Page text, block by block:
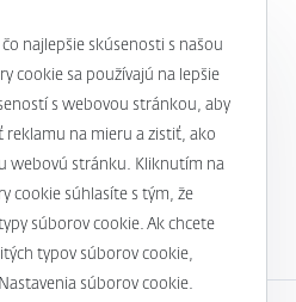
1
najlepšie skúsenosti s našou
cookie sa používajú na lepšie
s webovou stránkou, aby
na mieru a zistiť, ako
webovú stránku. Kliknutím na
cookie súhlasíte s tým, že
súborov cookie. Ak chcete
typov súborov cookie,
súborov cookie.